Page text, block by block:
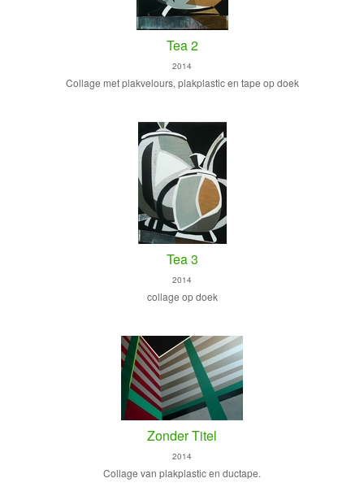
Tea 2
2014
Collage met plakvelours, plakplastic en tape op doek
Tea 3
2014
collage op doek
Zonder Titel
2014
Collage van plakplastic en ductape.